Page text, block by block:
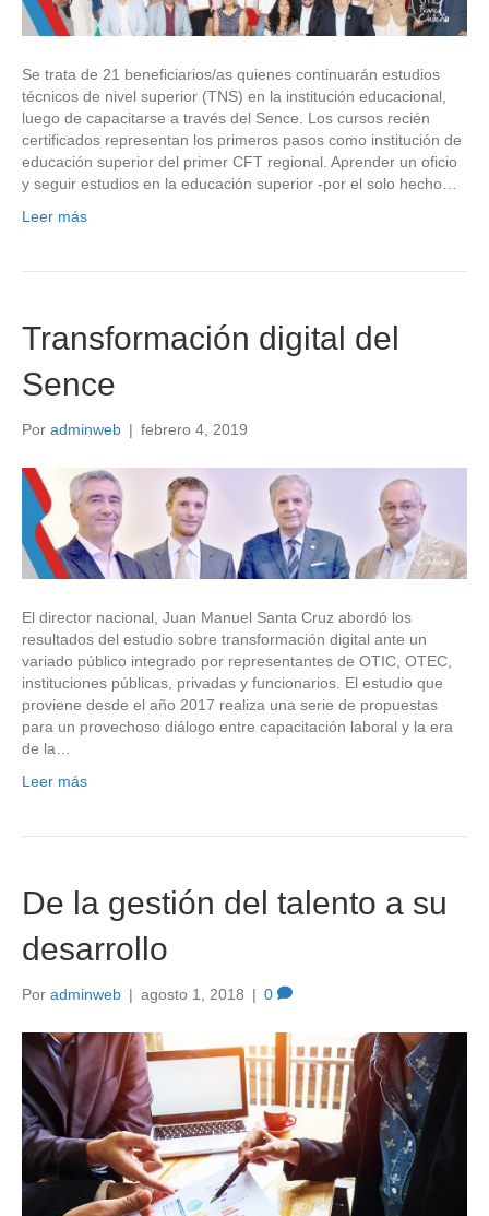
Se trata de 21 beneficiarios/as quienes continuarán estudios
técnicos de nivel superior (TNS) en la institución educacional,
luego de capacitarse a través del Sence. Los cursos recién
certificados representan los primeros pasos como institución de
educación superior del primer CFT regional. Aprender un oficio
y seguir estudios en la educación superior -por el solo hecho…
Leer más
Transformación digital del
Sence
Por adminweb | febrero 4, 2019
El director nacional, Juan Manuel Santa Cruz abordó los
resultados del estudio sobre transformación digital ante un
variado público integrado por representantes de OTIC, OTEC,
instituciones públicas, privadas y funcionarios. El estudio que
proviene desde el año 2017 realiza una serie de propuestas
para un provechoso diálogo entre capacitación laboral y la era
de la…
Leer más
De la gestión del talento a su
desarrollo
Por adminweb | agosto 1, 2018 | 0